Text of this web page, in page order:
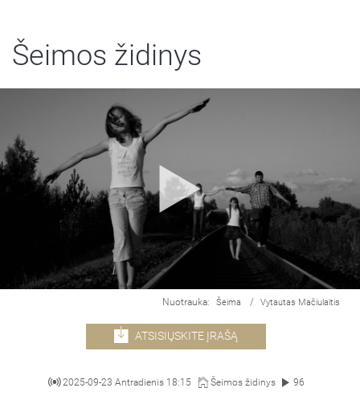
Šeimos židinys
Nuotrauka: Šeima / Vytautas Mačiulaitis
ATSISIŲSKITE ĮRAŠĄ
2025-09-23 Antradienis 18:15 Šeimos židinys 96